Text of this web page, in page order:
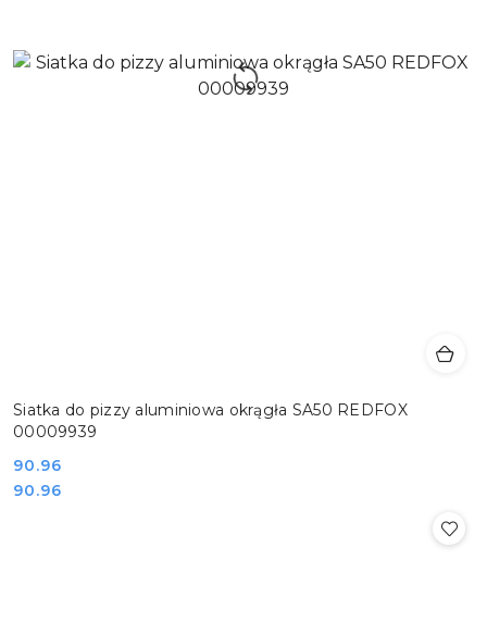
Siatka do pizzy aluminiowa okrągła SA50 REDFOX
00009939
Cena:
90.96
Cena:
90.96